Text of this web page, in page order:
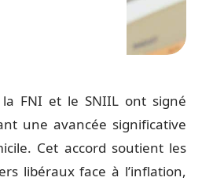
la FNI et le SNIIL ont signé
une avancée significative
Cet accord soutient les
libéraux face à l’inflation,